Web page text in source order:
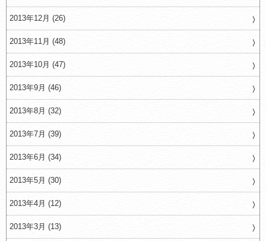
2013年12月 (26)
2013年11月 (48)
2013年10月 (47)
2013年9月 (46)
2013年8月 (32)
2013年7月 (39)
2013年6月 (34)
2013年5月 (30)
2013年4月 (12)
2013年3月 (13)